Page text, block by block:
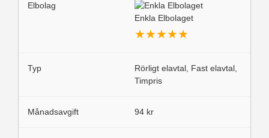
Enkla Elbolaget
★★★★★
Rörligt elavtal, Fast elavtal,
Timpris
94 kr